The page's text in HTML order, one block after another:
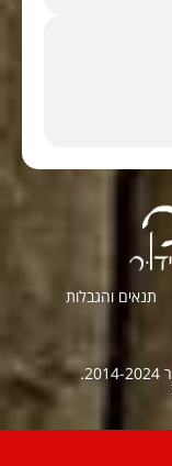
תנאים והגבלות